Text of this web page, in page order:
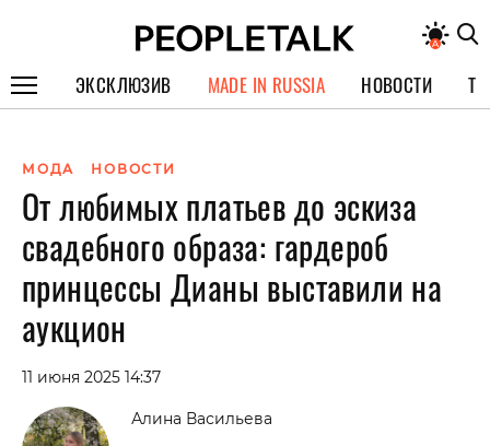
ЭКСКЛЮЗИВ
СПЕЦПРОЕКТЫ
ИНТЕРВЬЮ
ПОКОЛЕНИЕ
MADE IN RUSSIA НОВОСТИ
МОДА НОВОСТИ
От любимых платьев до эскиза
свадебного образа: гардероб
принцессы Дианы выставили на
аукцион
11 июня 2025 14:37
Алина Васильева